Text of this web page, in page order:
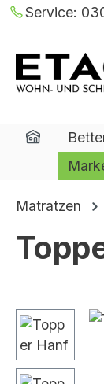
Hauptinhalt
Zur Suche
Zur
Service:
Home
Matratzen
Bildergalerie